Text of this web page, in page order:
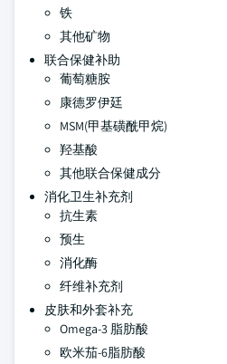
铁
其他矿物
联合保健补助
葡萄糖胺
康德罗伊廷
MSM(甲基磺酰甲烷)
羟基酸
其他联合保健成分
消化卫生补充剂
抗生素
预生
消化酶
纤维补充剂
皮肤和外套补充
Omega-3 脂肪酸
欧米茄-6脂肪酸